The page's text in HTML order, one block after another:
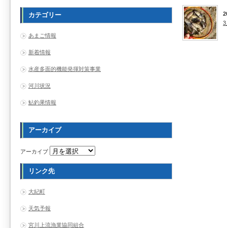
3
カテゴリー
あまご情報
新着情報
水産多面的機能発揮対策事業
河川状況
鮎釣果情報
アーカイブ
アーカイブ
リンク先
大紀町
天気予報
宮川上流漁業協同組合